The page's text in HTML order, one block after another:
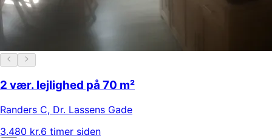
2 vær. lejlighed på 70 m²
Randers C, Dr. Lassens Gade
3.480 kr.6 timer siden